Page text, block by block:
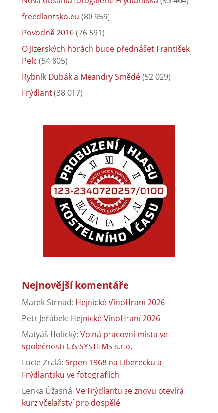
freedlantsko.eu (80 959)
Povodně 2010(76 591)
O Jizerských horách bude přednášet František
Pelc (54 805)
Rybník Dubák a Meandry Smědé(52 029)
Frýdlant(38 017)
Nejnovější komentáře
Marek Strnad: Hejnické VínoHraní 2026
Petr Jeřábek: Hejnické VínoHraní 2026
Matyáš Holický: Volná pracovní místa ve
společnosti CiS SYSTEMS s.r.o.
Lucie Zralá: Srpen 1968 na Liberecku a
Frýdlantsku ve fotografiích
Lenka Úžasná: Ve Frýdlantu se znovu otevírá
kurz včelařství pro dospělé